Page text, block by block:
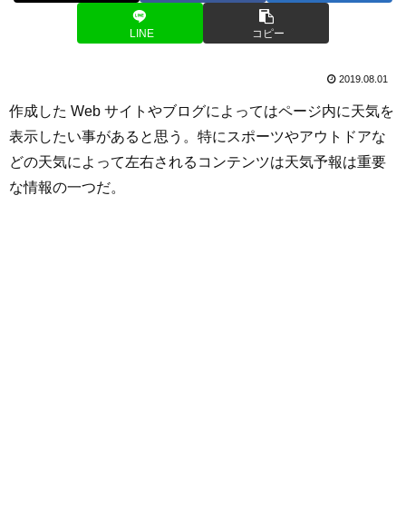
LINE コピー
2019.08.01
作成した Web サイトやブログによってはページ内に天気を
表示したい事があると思う。特にスポーツやアウトドアな
どの天気によって左右されるコンテンツは天気予報は重要
な情報の一つだ。